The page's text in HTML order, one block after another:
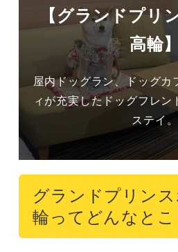
【グランドプリ
高輪】
屋内ドッグラン、ドッグ
ィが充実したドッグフレ
ステイ。
グランドプリン
輪ってどんなとこ